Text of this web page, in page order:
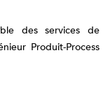
des services de
Produit-Process